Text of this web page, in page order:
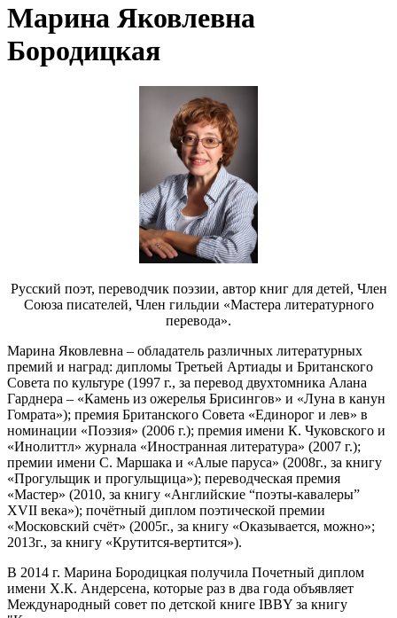
Марина Яковлевна
Бородицкая
Русский поэт, переводчик поэзии, автор книг для детей, Член
Союза писателей, Член гильдии «Мастера литературного
перевода».
Марина Яковлевна – обладатель различных литературных
премий и наград: дипломы Третьей Артиады и Британского
Совета по культуре (1997 г., за перевод двухтомника Алана
Гарднера – «Камень из ожерелья Брисингов» и «Луна в канун
Гомрата»); премия Британского Совета «Единорог и лев» в
номинации «Поэзия» (2006 г.); премия имени К. Чуковского и
«Инолиттл» журнала «Иностранная литература» (2007 г.);
премии имени С. Маршака и «Алые паруса» (2008г., за книгу
«Прогульщик и прогульщица»); переводческая премия
«Мастер» (2010, за книгу «Английские “поэты-кавалеры”
XVII века»); почётный диплом поэтической премии
«Московский счёт» (2005г., за книгу «Оказывается, можно»;
2013г., за книгу «Крутится-вертится»).
В 2014 г. Марина Бородицкая получила Почетный диплом
имени Х.К. Андерсена, которые раз в два года объявляет
Международный совет по детской книге IBBY за книгу